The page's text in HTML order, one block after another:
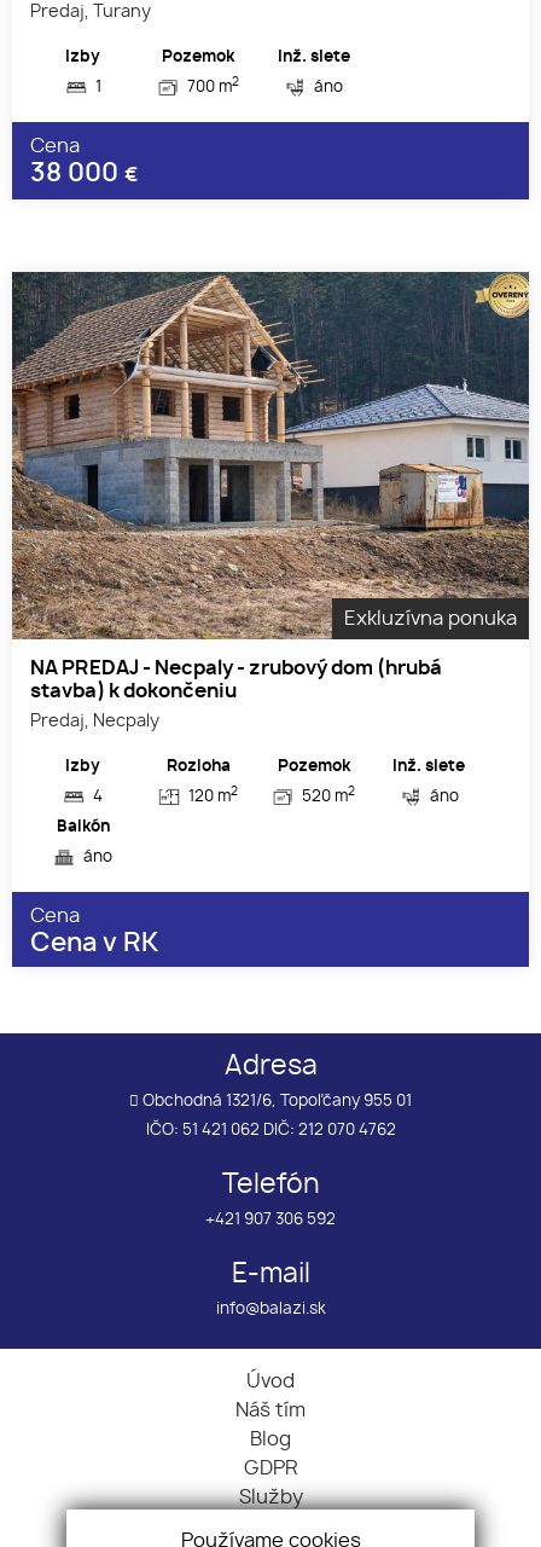
Predaj, Turany
Izby
1
Pozemok
700 m2
Inž. siete
áno
Cena
38 000 €
Exkluzívna ponuka
NA PREDAJ - Necpaly - zrubový dom (hrubá
stavba) k dokončeniu
Predaj, Necpaly
Izby
4
Rozloha
120 m2
Pozemok
520 m2
Inž. siete
áno
Balkón
áno
Cena
Cena v RK
Adresa
Obchodná 1321/6, Topoľčany 955 01
IČO: 51 421 062 DIČ: 212 070 4762
Telefón
+421 907 306 592
E-mail
info@balazi.sk
Úvod
Náš tím
Blog
GDPR
Služby
Používame cookies